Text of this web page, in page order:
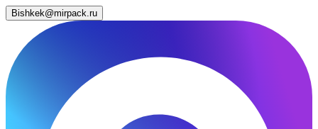
Bishkek@mirpack.ru